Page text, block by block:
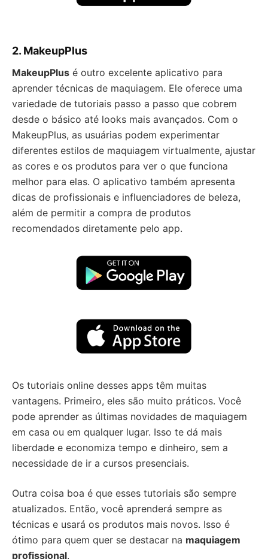
2. MakeupPlus
MakeupPlus é outro excelente aplicativo para
aprender técnicas de maquiagem. Ele oferece uma
variedade de tutoriais passo a passo que cobrem
desde o básico até looks mais avançados. Com o
MakeupPlus, as usuárias podem experimentar
diferentes estilos de maquiagem virtualmente, ajustar
as cores e os produtos para ver o que funciona
melhor para elas. O aplicativo também apresenta
dicas de profissionais e influenciadores de beleza,
além de permitir a compra de produtos
recomendados diretamente pelo app.
Os tutoriais online desses apps têm muitas
vantagens. Primeiro, eles são muito práticos. Você
pode aprender as últimas novidades de maquiagem
em casa ou em qualquer lugar. Isso te dá mais
liberdade e economiza tempo e dinheiro, sem a
necessidade de ir a cursos presenciais.
Outra coisa boa é que esses tutoriais são sempre
atualizados. Então, você aprenderá sempre as
técnicas e usará os produtos mais novos. Isso é
ótimo para quem quer se destacar na maquiagem
profissional.